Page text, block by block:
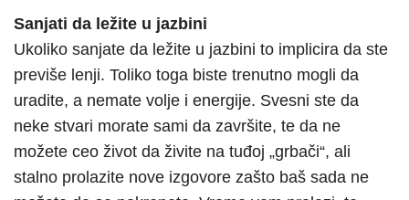
Sanjati da ležite u jazbini
Ukoliko sanjate da ležite u jazbini to implicira da ste
previše lenji. Toliko toga biste trenutno mogli da
uradite, a nemate volje i energije. Svesni ste da
neke stvari morate sami da završite, te da ne
možete ceo život da živite na tuđoj „grbači“, ali
stalno prolazite nove izgovore zašto baš sada ne